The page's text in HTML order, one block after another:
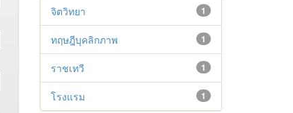
1
จิตวิทยา
1
ทฤษฎีบุคลิกภาพ
1
ราชเทวี
1
โรงแรม